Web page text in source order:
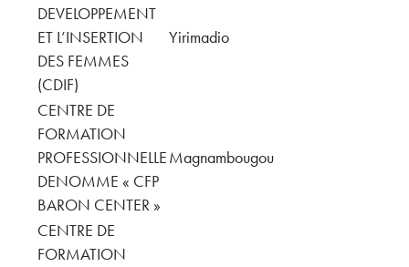
DEVELOPPEMENT
ET L’INSERTION
DES FEMMES
(CDIF)
Yirimadio
CENTRE DE
FORMATION
PROFESSIONNELLE
DENOMME « CFP
BARON CENTER »
Magnambougou
CENTRE DE
FORMATION